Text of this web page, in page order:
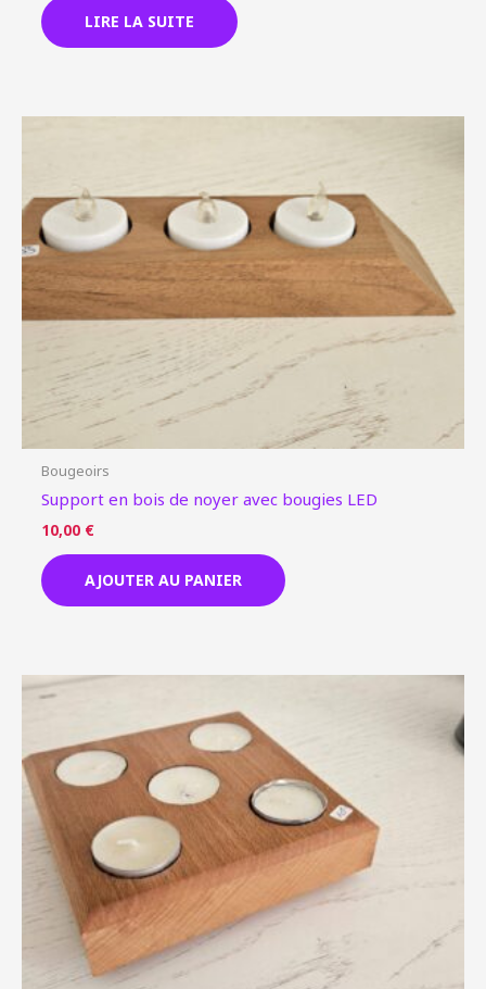
LIRE LA SUITE
Bougeoirs
Support en bois de noyer avec bougies LED
10,00 €
AJOUTER AU PANIER